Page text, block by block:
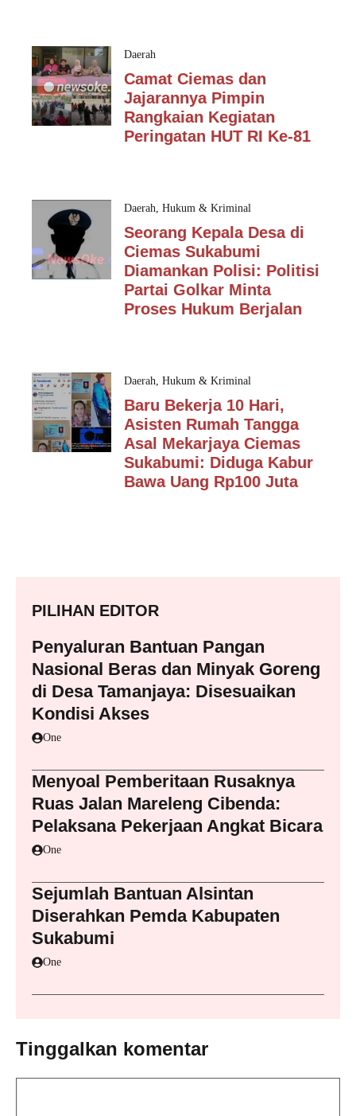
Daerah
Camat Ciemas dan
Jajarannya Pimpin
Rangkaian Kegiatan
Peringatan HUT RI Ke-81
Daerah, Hukum & Kriminal
Seorang Kepala Desa di
Ciemas Sukabumi
Diamankan Polisi: Politisi
Partai Golkar Minta
Proses Hukum Berjalan
Daerah, Hukum & Kriminal
Baru Bekerja 10 Hari,
Asisten Rumah Tangga
Asal Mekarjaya Ciemas
Sukabumi: Diduga Kabur
Bawa Uang Rp100 Juta
PILIHAN EDITOR
Penyaluran Bantuan Pangan
Nasional Beras dan Minyak Goreng
di Desa Tamanjaya: Disesuaikan
Kondisi Akses
One
Menyoal Pemberitaan Rusaknya
Ruas Jalan Mareleng Cibenda:
Pelaksana Pekerjaan Angkat Bicara
One
Sejumlah Bantuan Alsintan
Diserahkan Pemda Kabupaten
Sukabumi
One
Tinggalkan komentar